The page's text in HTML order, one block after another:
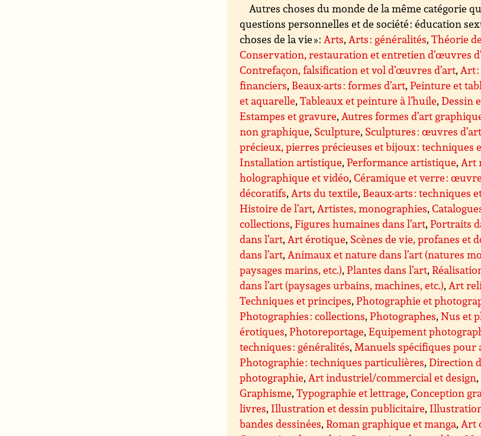
Autres choses du monde de la même catégorie
questions personnelles et de société : éducation
choses de la vie » :Arts,Arts : généralités,Théorie
Conservation, restauration et entretien d’œuvres
Contrefaçon, falsification et vol d’œuvres d’art,Art
financiers, Beaux-arts : formes d’art,Peinture et
et aquarelle,Tableaux et peinture à l’huile,Dessin
Estampes et gravure,Autres formes d’art
non graphique, Sculpture, Sculptures : œuvres d’art
précieux, pierres précieuses et bijoux : techniques
Installation artistique,Performance artistique,Art
holographique et vidéo,Céramique et verre :
décoratifs,Arts du textile, Beaux-arts : techniques
Histoire de l’art,Artistes, monographies,
collections,Figures humaines dans l’art,Portraits
dans l’art,Art érotique, Scènes de vie, profanes et
dans l’art,Animaux et nature dans l’art (natures
paysages marins, etc.),Plantes dans l’art,
dans l’art (paysages urbains, machines, etc.),Art
Techniques et principes,Photographie et
Photographies : collections,Photographes,Nus et
érotiques,Photoreportage,Equipement
techniques : généralités,Manuels spécifiques pour
Photographie : techniques particulières,Direction
photographie,Art industriel/commercial et design,
Graphisme,Typographie et lettrage,Conception
livres, Illustration et dessin publicitaire,
bandes dessinées,Roman graphique et manga,Art